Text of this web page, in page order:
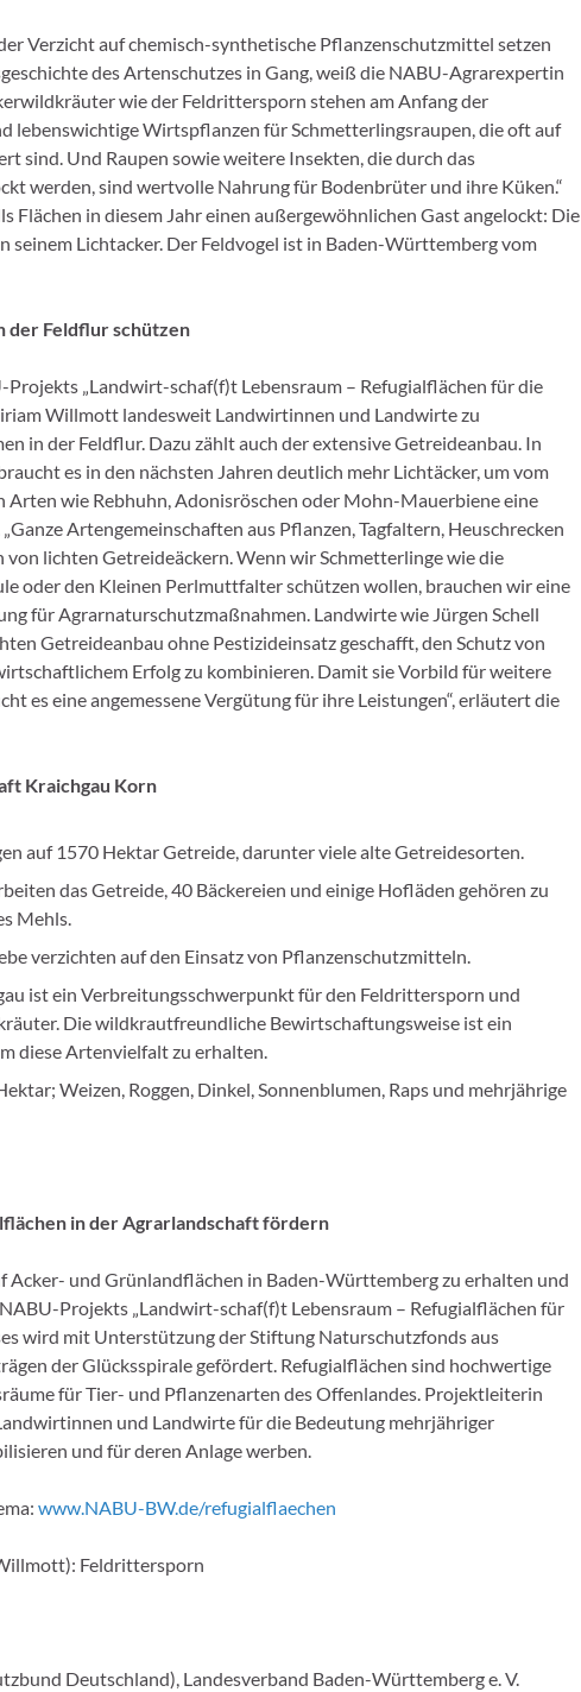
Verzicht auf chemisch-synthetische Pflanzenschutzmittel setzen
des Artenschutzes in Gang, weiß die NABU-Agrarexpertin
wie der Feldrittersporn stehen am Anfang der
lebenswichtige Wirtspflanzen für Schmetterlingsraupen, die oft auf
sind. Und Raupen sowie weitere Insekten, die durch das
werden, sind wertvolle Nahrung für Bodenbrüter und ihre Küken.“
Flächen in diesem Jahr einen außergewöhnlichen Gast angelockt: Die
seinem Lichtacker. Der Feldvogel ist in Baden-Württemberg vom
der Feldflur schützen
Projekts „Landwirt-schaf(f)t Lebensraum – Refugialflächen für die
Willmott landesweit Landwirtinnen und Landwirte zu
in der Feldflur. Dazu zählt auch der extensive Getreideanbau. In
es in den nächsten Jahren deutlich mehr Lichtäcker, um vom
Arten wie Rebhuhn, Adonisröschen oder Mohn-Mauerbiene eine
Artengemeinschaften aus Pflanzen, Tagfaltern, Heuschrecken
lichten Getreideäckern. Wenn wir Schmetterlinge wie die
oder den Kleinen Perlmuttfalter schützen wollen, brauchen wir eine
für Agrarnaturschutzmaßnahmen. Landwirte wie Jürgen Schell
Getreideanbau ohne Pestizideinsatz geschafft, den Schutz von
Erfolg zu kombinieren. Damit sie Vorbild für weitere
es eine angemessene Vergütung für ihre Leistungen“, erläutert die
Kraichgau Korn
auf 1570 Hektar Getreide, darunter viele alte Getreidesorten.
das Getreide, 40 Bäckereien und einige Hofläden gehören zu
Mehls.
verzichten auf den Einsatz von Pflanzenschutzmitteln.
ist ein Verbreitungsschwerpunkt für den Feldrittersporn und
Die wildkrautfreundliche Bewirtschaftungsweise ist ein
diese Artenvielfalt zu erhalten.
Weizen, Roggen, Dinkel, Sonnenblumen, Raps und mehrjährige
in der Agrarlandschaft fördern
Acker- und Grünlandflächen in Baden-Württemberg zu erhalten und
Projekts „Landwirt-schaf(f)t Lebensraum – Refugialflächen für
wird mit Unterstützung der Stiftung Naturschutzfonds aus
der Glücksspirale gefördert. Refugialflächen sind hochwertige
für Tier- und Pflanzenarten des Offenlandes. Projektleiterin
und Landwirte für die Bedeutung mehrjähriger
und für deren Anlage werben.
www.NABU-BW.de/refugialflaechen
Feldrittersporn
Deutschland), Landesverband Baden-Württemberg e. V.